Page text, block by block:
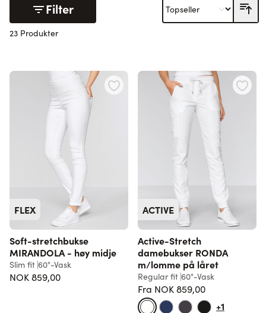
Filter
23 Produkter
FLEX
Soft-stretchbukse
MIRANDOLA - høy midje
Slim fit 60°-Vask
NOK 859,00
ACTIVE
Active-Stretch
damebukser RONDA
m/lomme på låret
Regular fit 60°-Vask
Fra NOK 859,00Vanlig pris
+1